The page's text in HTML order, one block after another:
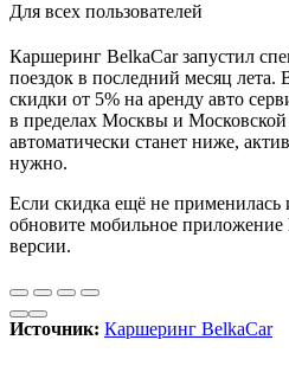
Для всех пользователей
Каршеринг BelkaCar запустил
поездок в последний месяц лета.
скидки от 5% на аренду авто
в пределах Москвы и Московской
автоматически станет ниже,
нужно.
Если скидка ещё не применилась
обновите мобильное приложение
версии.
Источник: Каршеринг BelkaCar